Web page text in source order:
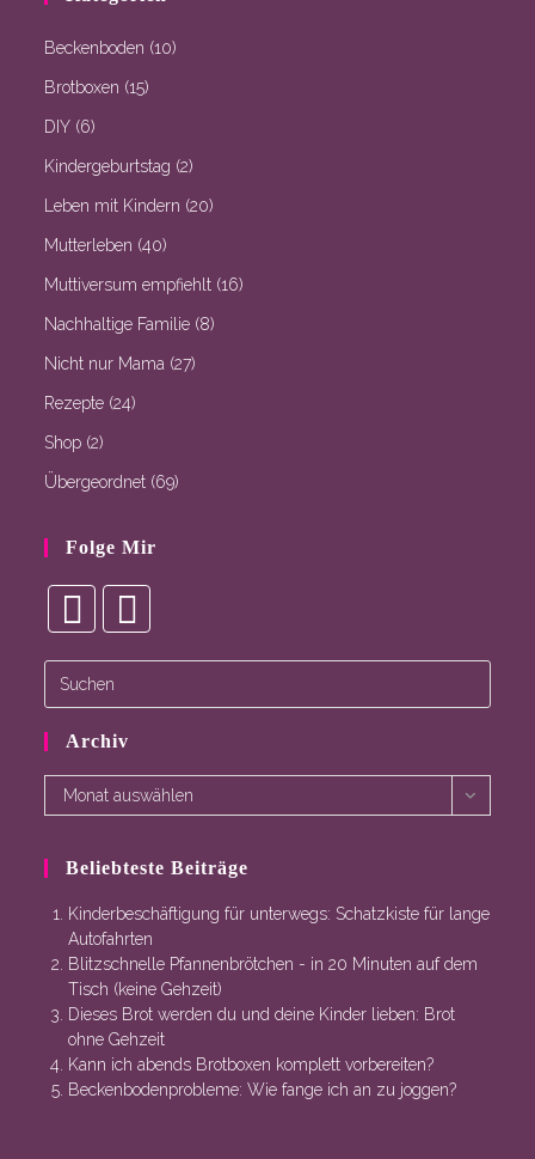
Beckenboden (10)
Brotboxen (15)
DIY (6)
Kindergeburtstag (2)
Leben mit Kindern (20)
Mutterleben (40)
Muttiversum empfiehlt (16)
Nachhaltige Familie (8)
Nicht nur Mama (27)
Rezepte (24)
Shop (2)
Übergeordnet (69)
Folge Mir
in
tab
a
tab
Archiv
ArchivMonat auswählen
Beliebteste Beiträge
Kinderbeschäftigung für unterwegs: Schatzkiste für lange
Autofahrten
Blitzschnelle Pfannenbrötchen - in 20 Minuten auf dem
Tisch (keine Gehzeit)
Dieses Brot werden du und deine Kinder lieben: Brot
ohne Gehzeit
Kann ich abends Brotboxen komplett vorbereiten?
Beckenbodenprobleme: Wie fange ich an zu joggen?